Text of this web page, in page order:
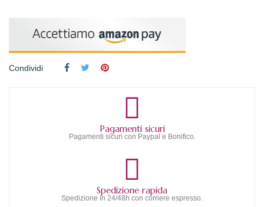
Condividi
Pagamenti sicuri
Pagamenti sicuri con Paypal e Bonifico.
Spedizione rapida
Spedizione in 24/48h con corriere espresso.